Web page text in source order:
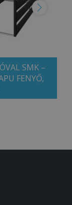
SMK –
FENYŐ,